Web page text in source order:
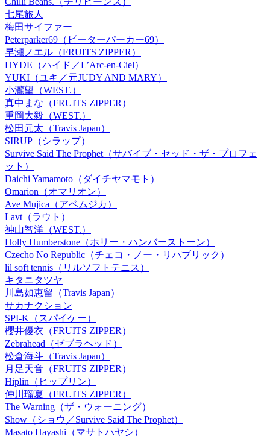
七尾旅人
梅田サイファー
Peterparker69（ピーターパーカー69）
早瀬ノエル（FRUITS ZIPPER）
HYDE（ハイド／L’Arc-en-Ciel）
YUKI（ユキ／元JUDY AND MARY）
小瀧望（WEST.）
真中まな（FRUITS ZIPPER）
重岡大毅（WEST.）
松田元太（Travis Japan）
SIRUP（シラップ）
Survive Said The Prophet（サバイブ・セッド・ザ・プロフェ
ット）
Daichi Yamamoto（ダイチヤマモト）
Omarion（オマリオン）
Ave Mujica（アベムジカ）
Lavt（ラウト）
神山智洋（WEST.）
Holly Humberstone（ホリー・ハンバーストーン）
Czecho No Republic（チェコ・ノー・リパブリック）
lil soft tennis（リルソフトテニス）
キタニタツヤ
川島如恵留（Travis Japan）
サカナクション
SPI-K（スパイケー）
櫻井優衣（FRUITS ZIPPER）
Zebrahead（ゼブラヘッド）
松倉海斗（Travis Japan）
月足天音（FRUITS ZIPPER）
Hiplin（ヒップリン）
仲川瑠夏（FRUITS ZIPPER）
The Warning（ザ・ウォーニング）
Show（ショウ／Survive Said The Prophet）
Masato Hayashi（マサトハヤシ）